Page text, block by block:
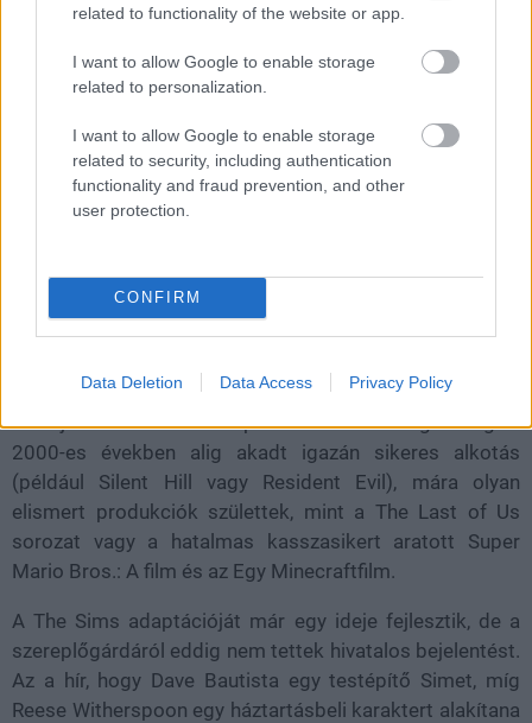
related to functionality of the website or app.
I want to allow Google to enable storage
related to personalization.
I want to allow Google to enable storage
related to security, including authentication
functionality and fraud prevention, and other
user protection.
CONFIRM
Data Deletion Data Access Privacy Policy
2025 április 28. 11:43
látni lehet.
Unmute Loaded:
21.65%
készül: ezúttal a The Sims kerül a mozivászonra. De
vajon tényleg Dave Bautista és Reese Witherspoon
lesznek a főszereplők? A válasz sajnos: nem.
Az elmúlt években látványos fordulatot vett a
videojátékok filmes adaptációinak minősége: míg a
2000-es években alig akadt igazán sikeres alkotás
(például Silent Hill vagy Resident Evil), mára olyan
elismert produkciók születtek, mint a The Last of Us
sorozat vagy a hatalmas kasszasikert aratott Super
Mario Bros.: A film és az Egy Minecraftfilm.
A The Sims adaptációját már egy ideje fejlesztik, de a
szereplőgárdáról eddig nem tettek hivatalos bejelentést.
Az a hír, hogy Dave Bautista egy testépítő Simet, míg
Reese Witherspoon egy háztartásbeli karaktert alakítana